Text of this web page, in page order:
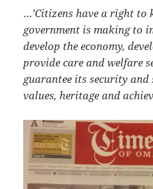
…’Citizens have a right
government is making to
develop the economy,
provide care and welfare
guarantee its security
values, heritage and